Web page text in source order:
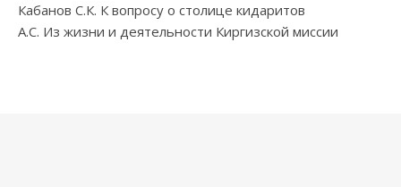
Кабанов С.К. К вопросу о столице кидаритов
А.С. Из жизни и деятельности Киргизской миссии